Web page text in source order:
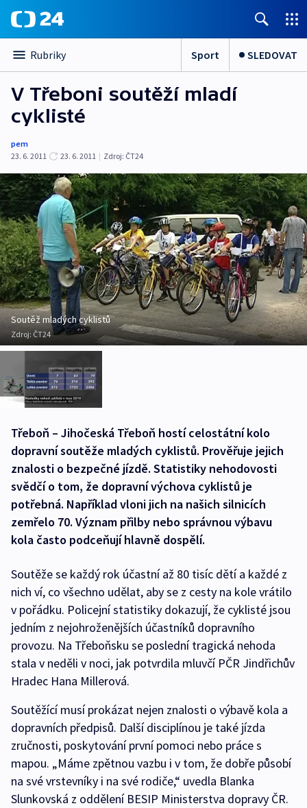
Rubriky Sport SLEDOVAT
V Třeboni soutěží mladí
cyklisté
pem
23. 6. 2011
23. 6. 2011 | Zdroj: ČT24
Soutěž mladých cyklistů
Zdroj: ČT24
Třeboň – Jihočeská Třeboň hostí celostátní kolo
dopravní soutěže mladých cyklistů. Prověřuje jejich
znalosti o bezpečné jízdě. Statistiky nehodovosti
svědčí o tom, že dopravní výchova cyklistů je
potřebná. Například vloni jich na našich silnicích
zemřelo 70. Význam přilby nebo správnou výbavu
kola často podceňují hlavně dospělí.
Soutěže se každý rok účastní až 80 tisíc dětí a každé z
nich ví, co všechno udělat, aby se z cesty na kole vrátilo
v pořádku. Policejní statistiky dokazují, že cyklisté jsou
jedním z nejohroženějších účastníků dopravního
provozu. Na Třeboňsku se poslední tragická nehoda
stala v neděli v noci, jak potvrdila mluvčí PČR Jindřichův
Hradec Hana Millerová.
Soutěžící musí prokázat nejen znalosti o výbavě kola a
dopravních předpisů. Další disciplínou je také jízda
zručnosti, poskytování první pomoci nebo práce s
mapou. „Máme zpětnou vazbu i v tom, že dobře působí
na své vrstevníky i na své rodiče,“ uvedla Blanka
Slunkovská z oddělení BESIP Ministerstva dopravy ČR.